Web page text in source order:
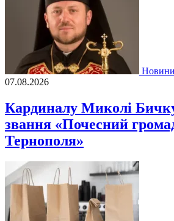
Новини
07.08.2026
Кардиналу Миколі
звання «Почесний
Тернополя»